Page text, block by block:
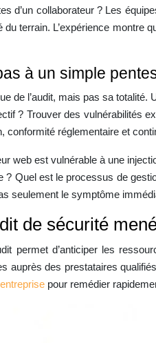
d’un collaborateur ? Les
terrain. L’expérience montre
à un simple
de l’audit, mais pas sa
? Trouver des vulnérabilités
réglementaire et
web est vulnérable à une
Quel est le processus de
seulement le symptôme
de sécurité
permet d’anticiper les
auprès des prestataires
pour remédier